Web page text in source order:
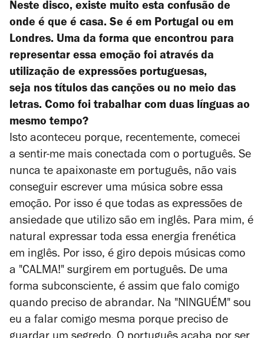
Neste disco, existe muito esta confusão de
onde é que é casa. Se é em Portugal ou em
Londres. Uma da forma que encontrou para
representar essa emoção foi através da
utilização de expressões portuguesas,
seja nos títulos das canções ou no meio das
letras. Como foi trabalhar com duas línguas ao
mesmo tempo?
Isto aconteceu porque, recentemente, comecei
a sentir-me mais conectada com o português. Se
nunca te apaixonaste em português, não vais
conseguir escrever uma música sobre essa
emoção. Por isso é que todas as expressões de
ansiedade que utilizo são em inglês. Para mim, é
natural expressar toda essa energia frenética
em inglês. Por isso, é giro depois músicas como
a "CALMA!" surgirem em português. De uma
forma subconsciente, é assim que falo comigo
quando preciso de abrandar. Na "NINGUÉM" sou
eu a falar comigo mesma porque preciso de